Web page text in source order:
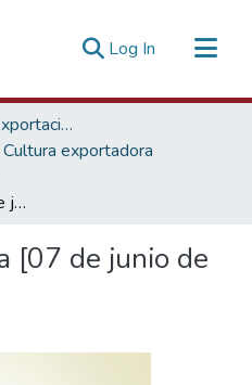
Log In (current)
Promoción de las Exportaciones
Cultura exportadora
Gestión Post Feria [07 de junio de 2017]
[07 de junio de